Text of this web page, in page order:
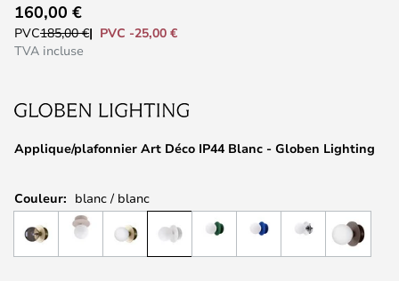
to
the
the
gallery
Applique/plafonnier Art Déco IP44 Blanc - Globen Lighting
160,00 €
PVC185,00 €
PVC -25,00 €
TVA incluse
Couleur: blanc / blanc